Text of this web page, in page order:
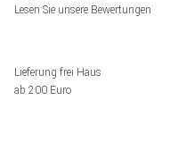
Lesen Sie unsere Bewertungen
Lieferung frei Haus
ab 200 Euro